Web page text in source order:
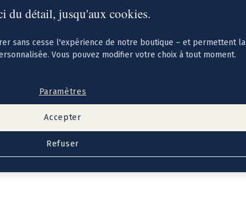
du détail, jusqu'aux cookies.
sans cesse l'expérience de notre boutique – et permettent la
Vous pouvez modifier votre choix à tout moment.
Paramètres
Refuser
Accepter